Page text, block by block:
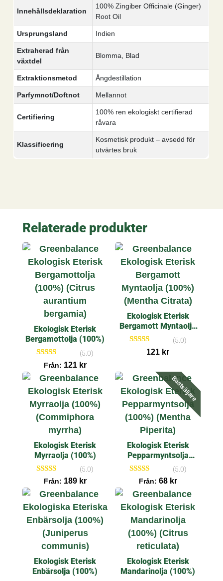
Innehållsdeklaration
100% Zingiber Officinale (Ginger)
Root Oil
Ursprungsland Indien
Extraherad från
växtdel
Blomma, Blad
Extraktionsmetod Ångdestillation
Parfymnot/Doftnot Mellannot
Certifiering
100% ren ekologiskt certifierad
råvara
Klassificering
Kosmetisk produkt – avsedd för
utvärtes bruk
Relaterade produkter
Ekologisk Eterisk
Bergamottolja (100%)
Betygsatt
5.00
av 5
(5.0)
Från: 121 kr
Ekologisk Eterisk
Bergamott Myntaolja
(100%)
Betygsatt
5.00
(5.0)
121 kr
Ekologisk Eterisk
Myrraolja (100%)
Betygsatt
av 5
(5.0)
Från: 189 kr
Bästsäljare
Ekologisk Eterisk
Pepparmyntsolja
(100%)
Betygsatt
av 5
(5.0)
Från: 68 kr
Ekologisk Eterisk
Enbärsolja (100%)
Ekologisk Eterisk
Mandarinolja (100%)